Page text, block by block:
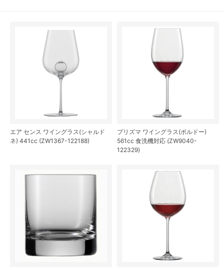
エア センス ワイングラス(シャルド
ネ) 441cc (ZW1367-122188)
プリズマ ワイングラス(ボルドー)
561cc 食洗機対応 (ZW9040-
122329)